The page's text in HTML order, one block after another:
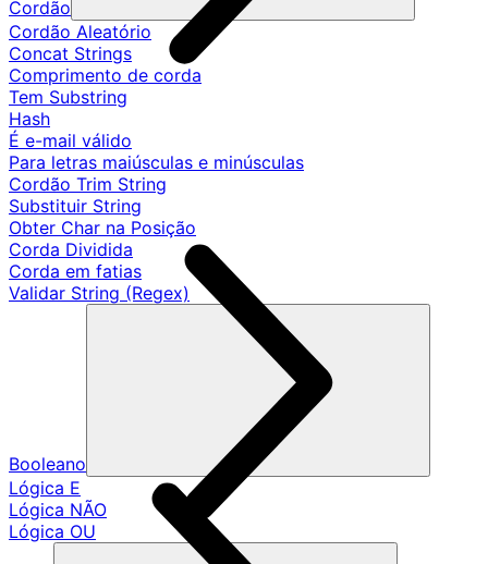
Cordão
Cordão Aleatório
Concat Strings
Comprimento de corda
Tem Substring
Hash
É e-mail válido
Para letras maiúsculas e minúsculas
Cordão Trim String
Substituir String
Obter Char na Posição
Corda Dividida
Corda em fatias
Validar String (Regex)
Booleano
Lógica E
Lógica NÃO
Lógica OU